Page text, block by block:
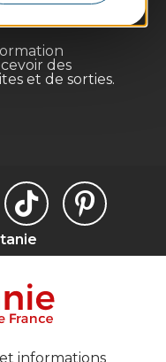
des
et de sorties.
informations